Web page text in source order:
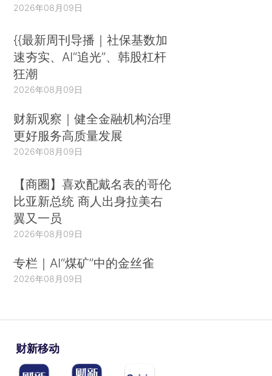
2026年08月09日
{{最新周刊导播｜社保基数加
速夯实、AI“追光”、韩股杠杆
狂潮
2026年08月09日
财新观察｜健全金融机构治理
更好服务高质量发展
2026年08月09日
【商圈】喜欢配戴名表的哥伦
比亚新总统 商人出身拉美右
翼又一员
2026年08月09日
专栏｜AI“煤矿”中的金丝雀
2026年08月09日
财新移动